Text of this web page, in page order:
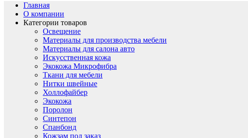
Главная
О компании
Категории товаров
Освещение
Материалы для производства мебели
Материалы для салона авто
Искусственная кожа
Экокожа Микрофибра
Ткани для мебели
Нитки швейные
Холлофайбер
Экокожа
Поролон
Синтепон
Спанбонд
Кожзам под заказ